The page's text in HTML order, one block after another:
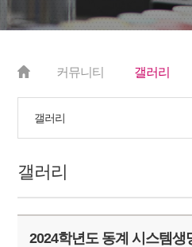
커뮤니티 갤러리
갤러리
갤러리
2024학년도 동계 시스템